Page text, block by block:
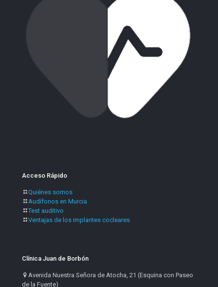
Acceso Rápido
Quiénes somos
Audífonos en Murcia
Test auditivo
Ventajas de los implantes cocleares
Clínica Juan de Borbón
Avenida Nuestra Señora de Atocha, 21 (Esquina con Paseo
de la Fuente)